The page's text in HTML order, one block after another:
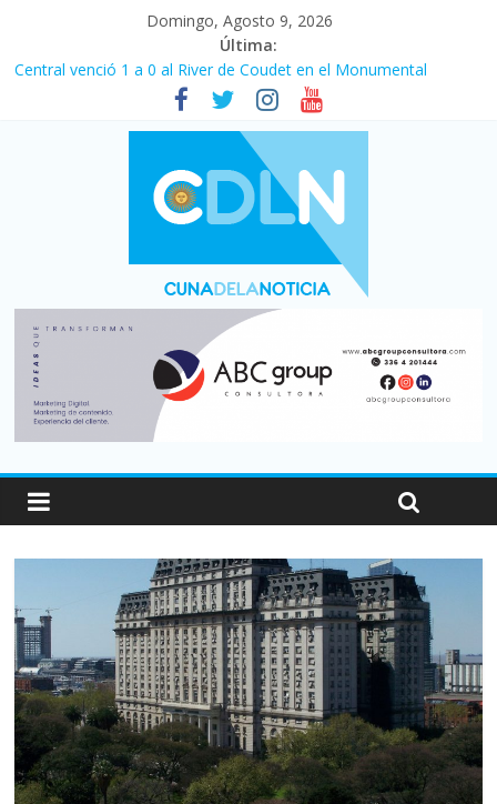
Domingo, Agosto 9, 2026
Última:
Central venció 1 a 0 al River de Coudet en el Monumental
La morosidad alcanzó su nivel más alto en dos décadas y ya
afecta a 400 mil deudores en Santa Fe
Desde que asumió Milei cerraron 41.000 kioscos: el sector
denuncia crisis como en 2001
Vacaciones de invierno con más movimiento y consumo
turístico: 4,6 millones de personas viajaron por el país, un 5,9%
Fuerte caída de la venta de autos usados en julio: bajó un 12,6%